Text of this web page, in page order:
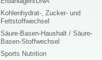
Kohlenhydrat-, Zucker- und
Fettstoffwechsel
Säure-Basen-Haushalt / Säure-
Basen-Stoffwechsel
Sports Nutrition